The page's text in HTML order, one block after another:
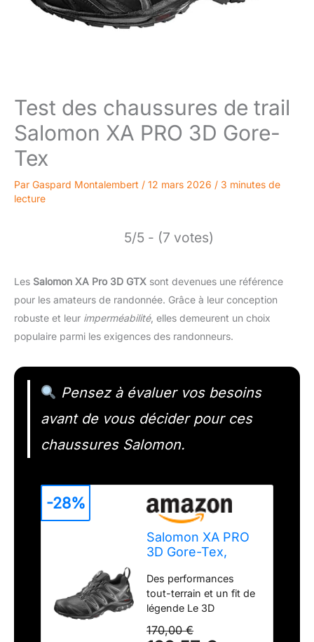
Test des chaussures de trail
Salomon XA PRO 3D Gore-
Tex
Par Gaspard Montalembert / 12 mars 2026 / 3 minutes de
lecture
5/5 - (7 votes)
Les Salomon XA Pro 3D GTX sont devenues une référence
pour les amateurs de randonnée. Grâce à leur conception
robuste et leur imperméabilité, elles demeurent un choix
populaire parmi les exigences des randonneurs.
Pensez à évaluer vos besoins
avant de vous décider pour ces
chaussures Salomon.
Salomon XA PRO
3D Gore-Tex,
Trail Running pour
Homme, Renfort à
l’Avant, Adaptées
à Tous Types de
Des performances
tout-terrain et un fit de
légende Le 3D
procure une foulée
170,00 €
-28%